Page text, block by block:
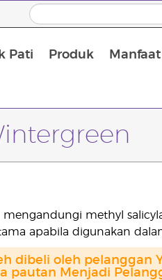
Pati Produk
methyl
apabila digunakan
dibeli oleh pelanggan
pautan Menjadi